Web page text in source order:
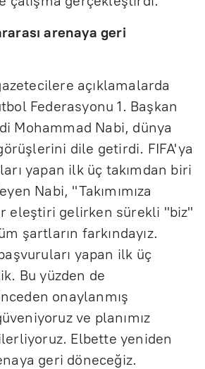
arenaya geri
açıklamalarda
Federasyonu 1. Başkan
Mohammad Nabi, dünya
dile getirdi. FIFA'ya
yapan ilk üç takımdan biri
Nabi, "Takımımıza
eleştiri gelirken sürekli "biz"
şartların farkındayız.
yapan ilk üç
Bu yüzden de
onaylanmış
ve planımız
Elbette yeniden
geri döneceğiz.